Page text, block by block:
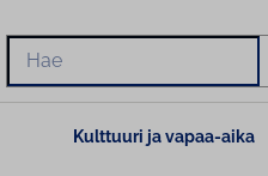
Hae
Kulttuuri ja vapaa-aika